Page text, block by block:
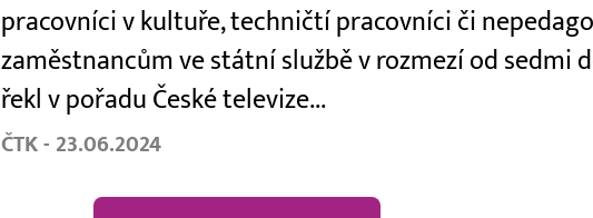
pracovníci v kultuře, techničtí pracovníci či
zaměstnancům ve státní službě v rozmezí od sedmi
řekl v pořadu České televize...
ČTK - 23.06.2024